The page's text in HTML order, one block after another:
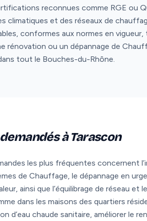
reconnues comme RGE ou
climatiques et des réseaux de
conformes aux normes en
rénovation ou un dépannage de
tout le Bouches-du-Rhône.
à Tarascon
les plus fréquentes concernent
de Chauffage, le dépannage en
ainsi que l’équilibrage de réseau et
dans les maisons des quartiers
chaude sanitaire, améliorer le